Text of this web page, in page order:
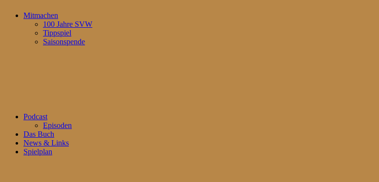
Mitmachen
100 Jahre SVW
Tippspiel
Saisonspende
Podcast
Episoden
Das Buch
News & Links
Spielplan